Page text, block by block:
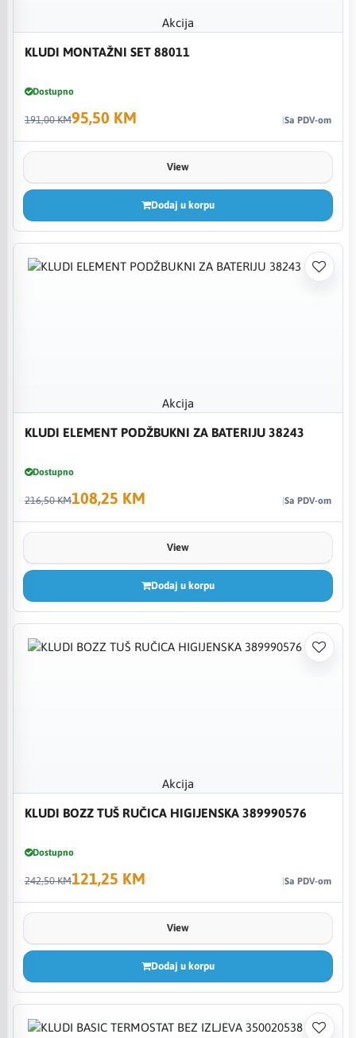
Akcija
KLUDI MONTAŽNI SET 88011
Dostupno
191,00 KM95,50 KM Sa PDV-om
View
Dodaj u korpu
Akcija
KLUDI ELEMENT PODŽBUKNI ZA BATERIJU 38243
Dostupno
216,50 KM108,25 KM Sa PDV-om
View
Dodaj u korpu
Akcija
KLUDI BOZZ TUŠ RUČICA HIGIJENSKA 389990576
Dostupno
242,50 KM121,25 KM Sa PDV-om
View
Dodaj u korpu